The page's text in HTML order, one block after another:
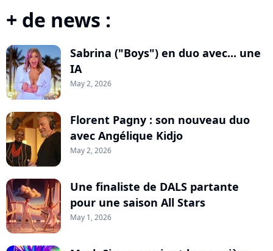
+ de news :
Sabrina ("Boys") en duo avec... une
IA
May 2, 2026
Florent Pagny : son nouveau duo
avec Angélique Kidjo
May 2, 2026
Une finaliste de DALS partante
pour une saison All Stars
May 1, 2026